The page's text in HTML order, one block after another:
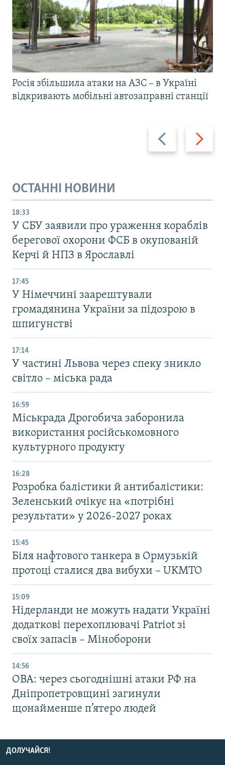
Назад Вперед
Росія збільшила атаки на АЗС – в Україні
відкривають мобільні автозаправні станції
ОСТАННІ НОВИНИ
18:33
У СБУ заявили про ураження кораблів
берегової охорони ФСБ в окупованій
Керчі й НПЗ в Ярославлі
17:45
У Німеччині заарештували
громадянина України за підозрою в
шпигунстві
17:14
У частині Львова через спеку зникло
світло – міська рада
16:59
Міськрада Дрогобича заборонила
використання російськомовного
культурного продукту
16:28
Розробка балістики й антибалістики:
Зеленський очікує на «потрібні
результати» у 2026-2027 роках
15:45
Біля нафтового танкера в Ормузькій
протоці сталися два вибухи – UKMTO
15:09
Нідерланди не можуть надати Україні
додаткові перехоплювачі Patriot зі
своїх запасів – Міноборони
14:56
ОВА: через сьогоднішні атаки РФ на
Дніпропетровщині загинули
щонайменше п’ятеро людей
ДОЛУЧАЙСЯ!